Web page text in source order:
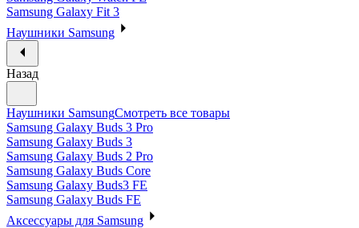
Samsung Galaxy Fit 3
Наушники Samsung
Назад
Наушники SamsungСмотреть все товары
Samsung Galaxy Buds 3 Pro
Samsung Galaxy Buds 3
Samsung Galaxy Buds 2 Pro
Samsung Galaxy Buds Core
Samsung Galaxy Buds3 FE
Samsung Galaxy Buds FE
Аксессуары для Samsung